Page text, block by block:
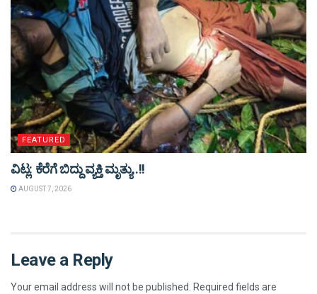
FEATURED
ವಿಟ್ಲ: ಕೆರೆಗೆ ಬಿದ್ದು ವ್ಯಕ್ತಿ ಮೃತ್ಯು..!!
AUGUST 7, 2026
Leave a Reply
Your email address will not be published. Required fields are